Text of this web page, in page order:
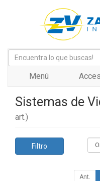
Menú
Sistemas de
art.)
Filtro
Ant.